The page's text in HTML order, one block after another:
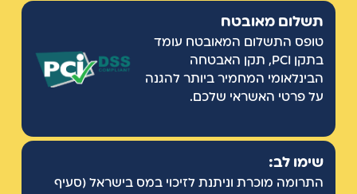
תשלום מאובטח
טופס התשלום המאובטח עומד
בתקן PCI, תקן האבטחה
הבינלאומי המחמיר ביותר להגנה
על פרטי האשראי שלכם.
שימו לב:
התרומה מוכרת וניתנת לזיכוי במס בישראל (סעיף